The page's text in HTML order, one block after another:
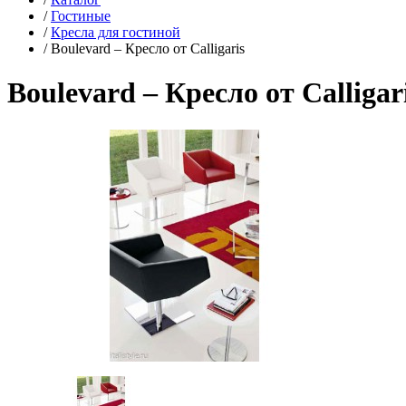
/Гостиные
/Кресла для гостиной
/Boulevard – Кресло от Calligaris
Boulevard – Кресло от